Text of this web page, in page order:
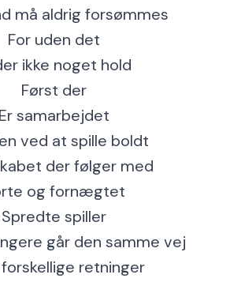
må aldrig forsømmes
For uden det
ikke noget hold
Først der
Er samarbejdet
ved at spille boldt
der følger med
og fornægtet
Spredte spiller
går den samme vej
retninger